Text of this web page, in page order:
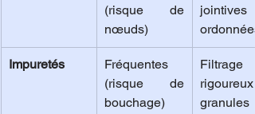
(risque de
nœuds)
ordonnées
Impuretés
Fréquentes
(risque de
bouchage)
Filtrage
rigoureux
granules